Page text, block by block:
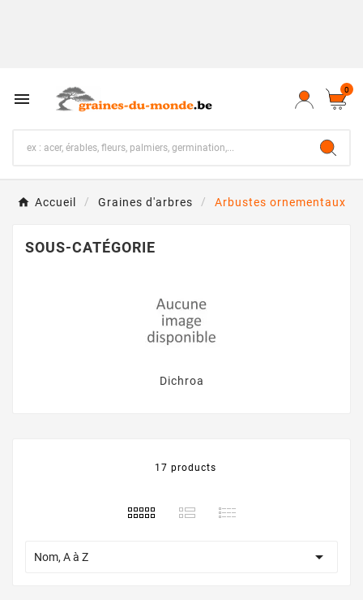
 0
Accueil Graines d'arbres Arbustes ornementaux
SOUS-CATÉGORIE
Dichroa
17 products
Nom, A à Z 